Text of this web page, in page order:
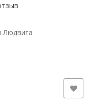
Людвига